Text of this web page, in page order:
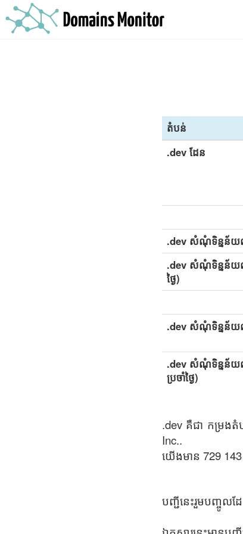
តំបន់
.dev ដែន
.dev សំណុំទិន្នន័យ
.dev សំណុំទិន្នន័យ
ថ្ងៃ)
.dev សំណុំទិន្នន័យល
.dev សំណុំទិន្នន័យល
ប្រចាំថ្ងៃ)
.dev គឺជា កម្រង
Inc..
យើងមាន 729
បញ្ជីនេះរួមបញ្ចូល